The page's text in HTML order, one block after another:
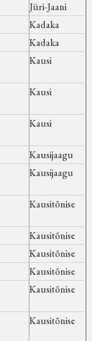
tänu Sillaotsa
Kohaliku
ja Märjamaa
Jüri-Jaani
Kadaka
Kadaka
Kausi
Kausi
Kausi
Kausijaagu
Kausijaagu
Kausitõnise
Kausitõnise
Kausitõnise
Kausitõnise
Kausitõnise
Kausitõnise